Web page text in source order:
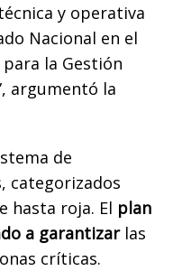
y operativa
Nacional en el
la Gestión
argumentó la
de
categorizados
hasta roja. El plan
a garantizarlas
críticas.